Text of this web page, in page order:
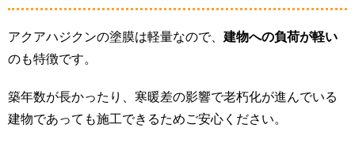
アクアハジクンの塗膜は軽量なので、 建物への負荷が軽い
のも特徴です。
築年数が長かったり、寒暖差の影響で老朽化が進んでいる
建物であっても施工できるためご安心ください。